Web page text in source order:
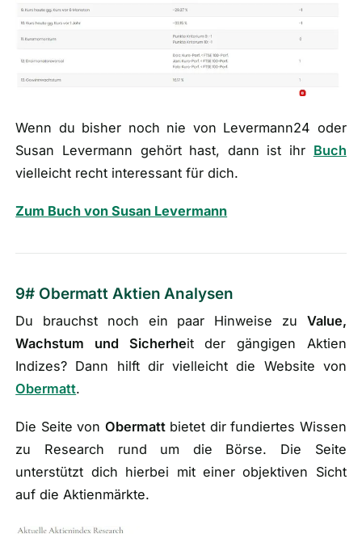
Wenn du bisher noch nie von Levermann24 oder
Susan Levermann gehört hast, dann ist ihr Buch
vielleicht recht interessant für dich.
Zum Buch von Susan Levermann
9# Obermatt Aktien Analysen
Du brauchst noch ein paar Hinweise zu Value,
Wachstum und Sicherheit der gängigen Aktien
Indizes? Dann hilft dir vielleicht die Website von
Obermatt.
Die Seite von Obermattbietet dir fundiertes Wissen
zu Research rund um die Börse. Die Seite
unterstützt dich hierbei mit einer objektiven Sicht
auf die Aktienmärkte.